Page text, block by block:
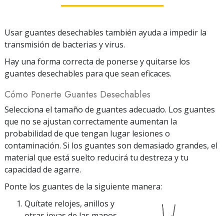
Usar guantes desechables también ayuda a impedir la
transmisión de bacterias y virus.
Hay una forma correcta de ponerse y quitarse los
guantes desechables para que sean eficaces.
Cómo Ponerte Guantes Desechables
Selecciona el tamaño de guantes adecuado. Los guantes
que no se ajustan correctamente aumentan la
probabilidad de que tengan lugar lesiones o
contaminación. Si los guantes son demasiado grandes, el
material que está suelto reducirá tu destreza y tu
capacidad de agarre.
Ponte los guantes de la siguiente manera:
Quítate relojes, anillos y